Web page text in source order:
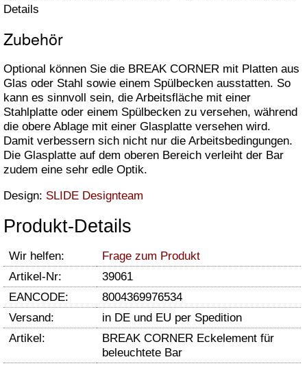
Details
Zubehör
Optional können Sie die BREAK CORNER mit Platten aus
Glas oder Stahl sowie einem Spülbecken ausstatten. So
kann es sinnvoll sein, die Arbeitsfläche mit einer
Stahlplatte oder einem Spülbecken zu versehen, während
die obere Ablage mit einer Glasplatte versehen wird.
Damit verbessern sich nicht nur die Arbeitsbedingungen.
Die Glasplatte auf dem oberen Bereich verleiht der Bar
zudem eine sehr edle Optik.
Design: SLIDE Designteam
Produkt-Details
Wir helfen:
Frage zum Produkt
Artikel-Nr:
39061
EANCODE:
8004369976534
Versand:
in DE und EU per Spedition
Artikel:
BREAK CORNER Eckelement für
beleuchtete Bar